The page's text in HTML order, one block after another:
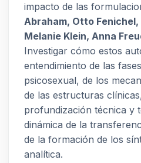
impacto de las
Abraham, Otto Fenichel,
Melanie Klein, Anna
Investigar cómo estos
entendimiento de las
psicosexual, de los
de las estructuras
profundización técnica y
dinámica de la
de la formación de los
analítica.